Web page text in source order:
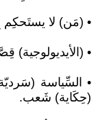
• (مَن) لا يستَحكِم
• (الأيديولوجية)
• السِّياسة
(حِكَاية) شَعب.